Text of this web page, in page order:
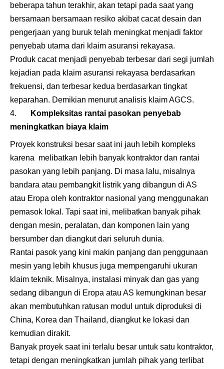
beberapa tahun terakhir, akan tetapi pada saat yang
bersamaan bersamaan resiko akibat cacat desain dan
pengerjaan yang buruk telah meningkat menjadi faktor
penyebab utama dari klaim asuransi rekayasa.
Produk cacat menjadi penyebab terbesar dari segi jumlah
kejadian pada klaim asuransi rekayasa berdasarkan
frekuensi, dan terbesar kedua berdasarkan tingkat
keparahan. Demikian menurut analisis klaim AGCS.
Kompleksitas rantai pasokan penyebab
meningkatkan biaya klaim
Proyek konstruksi besar saat ini jauh lebih kompleks
karena melibatkan lebih banyak kontraktor dan rantai
pasokan yang lebih panjang. Di masa lalu, misalnya
bandara atau pembangkit listrik yang dibangun di AS
atau Eropa oleh kontraktor nasional yang menggunakan
pemasok lokal. Tapi saat ini, melibatkan banyak pihak
dengan mesin, peralatan, dan komponen lain yang
bersumber dan diangkut dari seluruh dunia.
Rantai pasok yang kini makin panjang dan penggunaan
mesin yang lebih khusus juga mempengaruhi ukuran
klaim teknik. Misalnya, instalasi minyak dan gas yang
sedang dibangun di Eropa atau AS kemungkinan besar
akan membutuhkan ratusan modul untuk diproduksi di
China, Korea dan Thailand, diangkut ke lokasi dan
kemudian dirakit.
Banyak proyek saat ini terlalu besar untuk satu kontraktor,
tetapi dengan meningkatkan jumlah pihak yang terlibat